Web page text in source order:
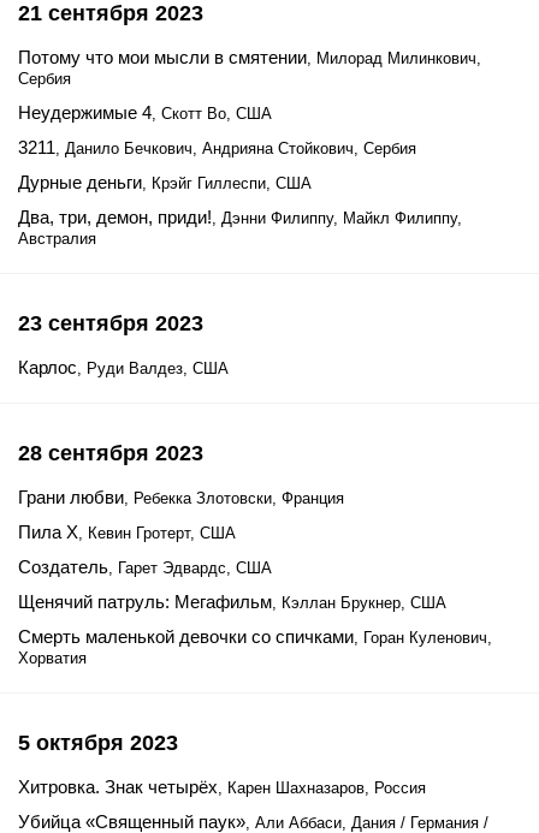
21 сентября 2023
Потому что мои мысли в смятении, Милорад Милинкович,
Сербия
Неудержимые 4, Скотт Во, США
3211, Данило Бечкович, Андрияна Стойкович, Сербия
Дурные деньги, Крэйг Гиллеспи, США
Два, три, демон, приди!, Дэнни Филиппу, Майкл Филиппу,
Австралия
23 сентября 2023
Карлос, Руди Валдез, США
28 сентября 2023
Грани любви, Ребекка Злотовски, Франция
Пила Х, Кевин Гротерт, США
Создатель, Гарет Эдвардс, США
Щенячий патруль: Мегафильм, Кэллан Брукнер, США
Смерть маленькой девочки со спичками, Горан Куленович,
Хорватия
5 октября 2023
Хитровка. Знак четырёх, Карен Шахназаров, Россия
Убийца «Священный паук», Али Аббаси, Дания / Германия /